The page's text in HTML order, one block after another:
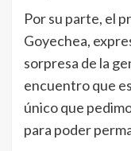
Por su parte, el
Goyechea,
sorpresa de la
encuentro que
único que
para poder